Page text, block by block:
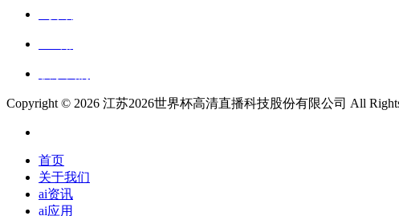
Copyright © 2026 江苏2026世界杯高清直播科技股份有限公司 All
首页
关于我们
ai资讯
ai应用